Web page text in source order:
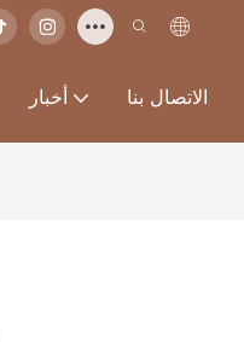
أخبار الاتصال بنا